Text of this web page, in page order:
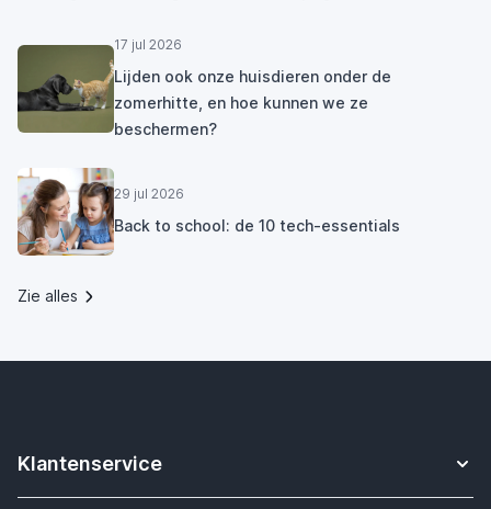
17 jul 2026
Lijden ook onze huisdieren onder de
zomerhitte, en hoe kunnen we ze
beschermen?
29 jul 2026
Back to school: de 10 tech-essentials
Zie alles
Klantenservice